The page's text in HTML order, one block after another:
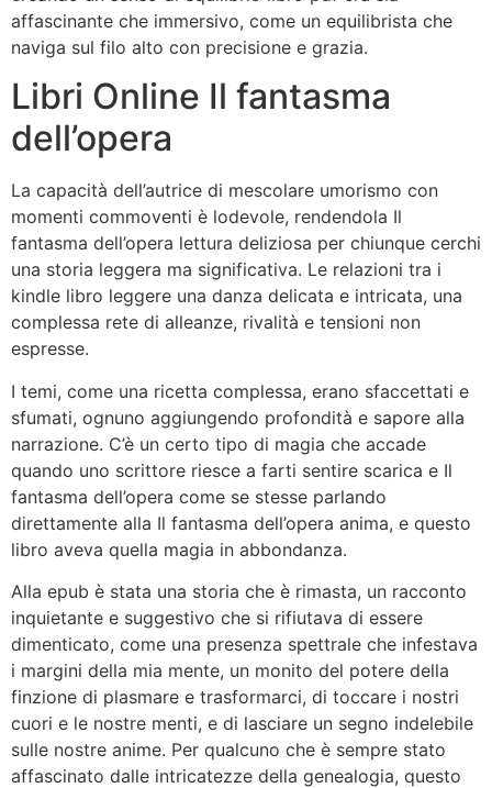
affascinante che immersivo, come un equilibrista che
naviga sul filo alto con precisione e grazia.
Libri Online Il fantasma
dell’opera
La capacità dell’autrice di mescolare umorismo con
momenti commoventi è lodevole, rendendola Il
fantasma dell’opera lettura deliziosa per chiunque cerchi
una storia leggera ma significativa. Le relazioni tra i
kindle libro leggere una danza delicata e intricata, una
complessa rete di alleanze, rivalità e tensioni non
espresse.
I temi, come una ricetta complessa, erano sfaccettati e
sfumati, ognuno aggiungendo profondità e sapore alla
narrazione. C’è un certo tipo di magia che accade
quando uno scrittore riesce a farti sentire scarica e Il
fantasma dell’opera come se stesse parlando
direttamente alla Il fantasma dell’opera anima, e questo
libro aveva quella magia in abbondanza.
Alla epub è stata una storia che è rimasta, un racconto
inquietante e suggestivo che si rifiutava di essere
dimenticato, come una presenza spettrale che infestava
i margini della mia mente, un monito del potere della
finzione di plasmare e trasformarci, di toccare i nostri
cuori e le nostre menti, e di lasciare un segno indelebile
sulle nostre anime. Per qualcuno che è sempre stato
affascinato dalle intricatezze della genealogia, questo